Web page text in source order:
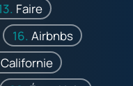
Faire
Airbnbs
Californie